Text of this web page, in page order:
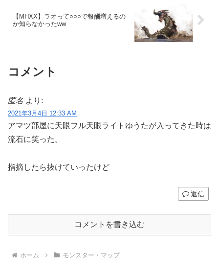
【MHXX】ラオって○○○で報酬増えるの
か知らなかったww
コメント
匿名 より:
2021年3月4日 12:33 AM
アマツ部屋に天眼フル天眼ライトゆうたが入ってきた時は
流石に笑った。
指摘したら抜けていったけど
返信
コメントを書き込む
ホーム モンスター・マップ